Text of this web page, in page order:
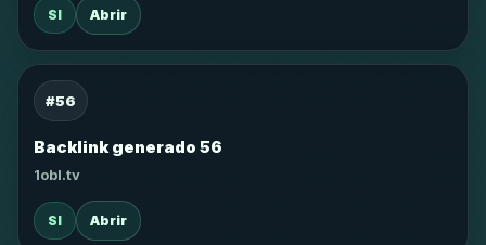
SI Abrir
#56
Backlink generado 56
1obl.tv
SI Abrir